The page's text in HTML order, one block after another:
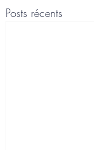
Posts récents